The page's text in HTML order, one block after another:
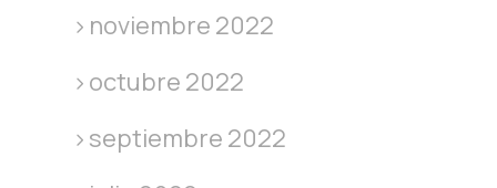
noviembre 2022
octubre 2022
septiembre 2022